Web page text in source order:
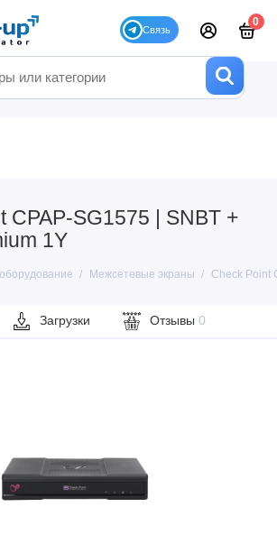
0
CPAP-SG1575 | SNBT +
1Y
Межсетевые экраны Check Point
Загрузки Отзывы 0